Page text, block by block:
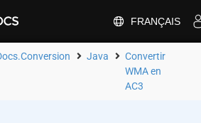
FRANÇAIS
Java
Convertir
WMA en
AC3